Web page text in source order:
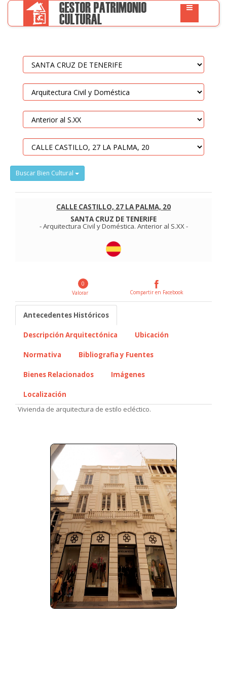
Buscar Bien Cultural
CALLE CASTILLO, 27 LA PALMA, 20
SANTA CRUZ DE TENERIFE
-Arquitectura Civil y Doméstica. Anterior al S.XX-
0
Valorar
Compartir en Facebook
Antecedentes Históricos
Descripción Arquitectónica Ubicación
Normativa Bibliografia y Fuentes
Bienes Relacionados Imágenes
Localización
Vivienda de arquitectura de estilo ecléctico.